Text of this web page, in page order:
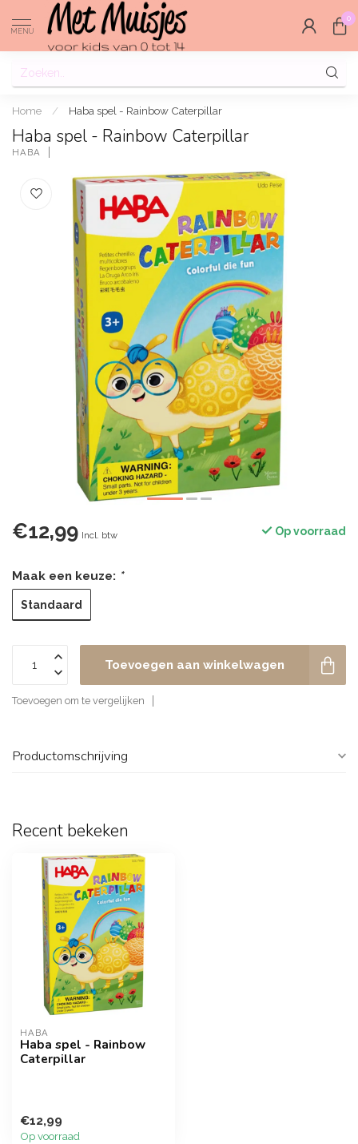
MENU
0
Home / Haba spel - Rainbow Caterpillar
Haba spel - Rainbow Caterpillar
HABA
€12,99 Incl. btw Op voorraad
Maak een keuze: *
Standaard
Toevoegen aan winkelwagen
Toevoegen om te vergelijken
Productomschrijving
Recent bekeken
HABA
Haba spel - Rainbow
Caterpillar
€12,99
Op voorraad